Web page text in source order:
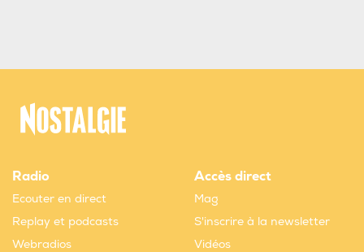
Radio
Ecouter en direct
Replay et podcasts
Webradios
Accès direct
Mag
S'inscrire à la newsletter
Vidéos